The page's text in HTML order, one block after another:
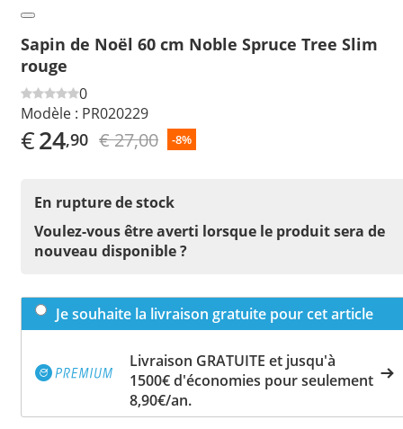
Sapin de Noël 60 cm Noble Spruce Tree Slim
rouge
0
Modèle : PR020229
€24,90 € 27,00 -8%
En rupture de stock
Voulez-vous être averti lorsque le produit sera de
nouveau disponible ?
Je souhaite la livraison gratuite pour cet article
Livraison GRATUITE et jusqu'à
1500€ d'économies pour seulement
8,90€/an.